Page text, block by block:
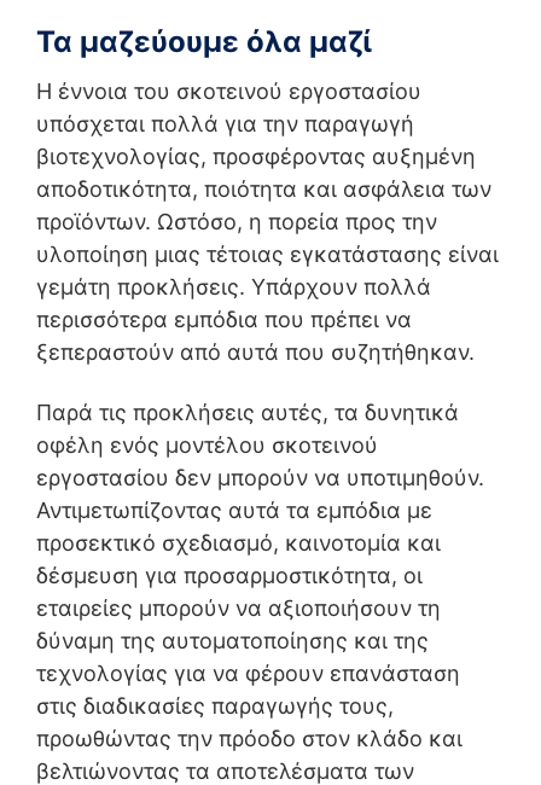
Τα μαζεύουμε όλα μαζί
Η έννοια του σκοτεινού εργοστασίου
υπόσχεται πολλά για την παραγωγή
βιοτεχνολογίας, προσφέροντας αυξημένη
αποδοτικότητα, ποιότητα και ασφάλεια των
προϊόντων. Ωστόσο, η πορεία προς την
υλοποίηση μιας τέτοιας εγκατάστασης είναι
γεμάτη προκλήσεις. Υπάρχουν πολλά
περισσότερα εμπόδια που πρέπει να
ξεπεραστούν από αυτά που συζητήθηκαν.
Παρά τις προκλήσεις αυτές, τα δυνητικά
οφέλη ενός μοντέλου σκοτεινού
εργοστασίου δεν μπορούν να υποτιμηθούν.
Αντιμετωπίζοντας αυτά τα εμπόδια με
προσεκτικό σχεδιασμό, καινοτομία και
δέσμευση για προσαρμοστικότητα, οι
εταιρείες μπορούν να αξιοποιήσουν τη
δύναμη της αυτοματοποίησης και της
τεχνολογίας για να φέρουν επανάσταση
στις διαδικασίες παραγωγής τους,
προωθώντας την πρόοδο στον κλάδο και
βελτιώνοντας τα αποτελέσματα των